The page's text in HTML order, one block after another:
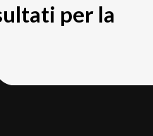
per la